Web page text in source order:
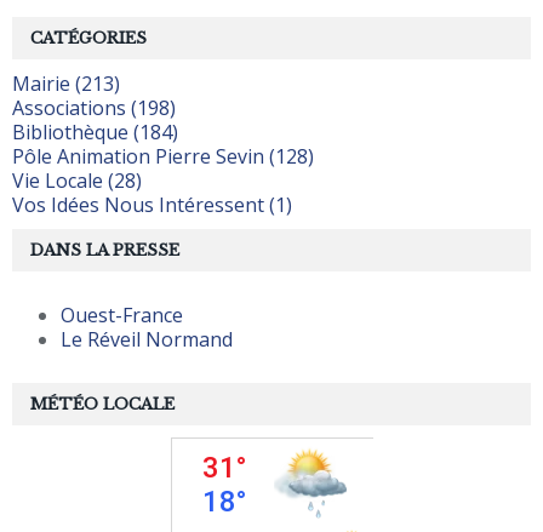
CATÉGORIES
Mairie (213)
Associations (198)
Bibliothèque (184)
Pôle Animation Pierre Sevin (128)
Vie Locale (28)
Vos Idées Nous Intéressent (1)
MÉTÉO LOCALE
DANS LA PRESSE
Ouest-France
Le Réveil Normand